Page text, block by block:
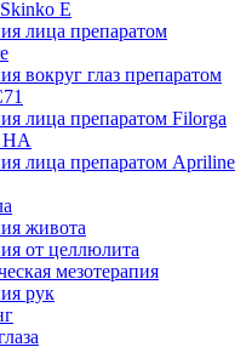
E
лица препаратом
вокруг глаз препаратом
лица препаратом Filorga
лица препаратом Apriline
живота
от целлюлита
мезотерапия
рук